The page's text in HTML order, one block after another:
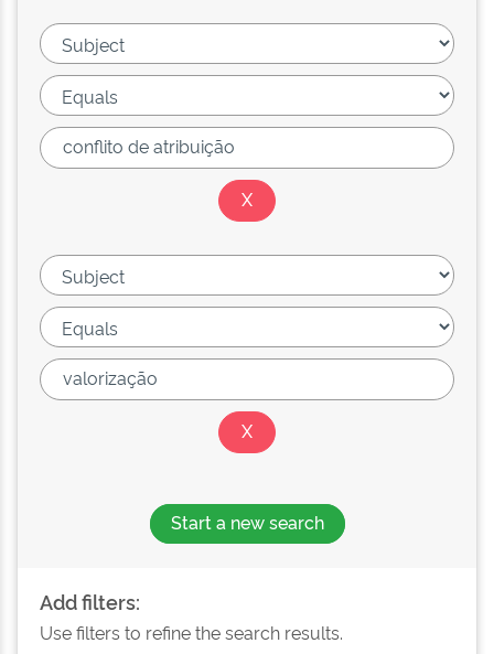
Start a new search
Add filters:
Use filters to refine the search results.